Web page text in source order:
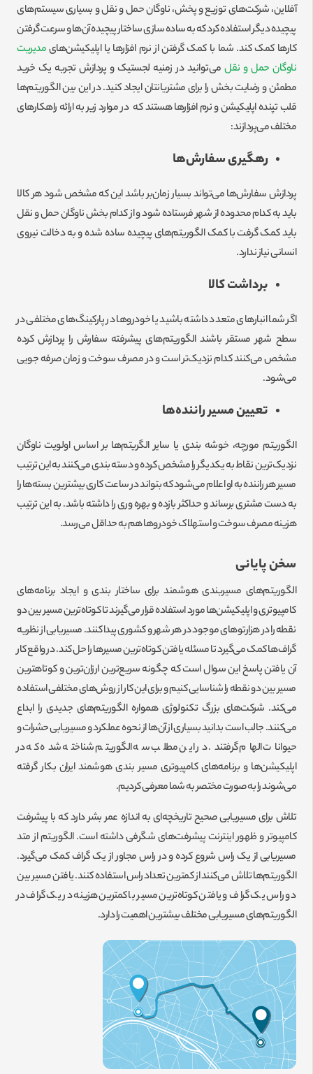
آفلاین، شرکت‌های توزیع و پخش، ناوگان حمل و نقل و بسیاری سیستم‌های
پیچیده دیگر استفاده کرد که به ساده سازی ساختار پیچیده آن‌ها و سرعت گرفتن
کارها کمک کند. شما با کمک گرفتن از نرم افزارها یا اپلیکیشن‌هایمدیریت
ناوگان حمل و نقل می‌توانید در زمنیه لجستیک و پردازش تجربه یک خرید
مطمئن و رضایت بخش را برای مشتریانتان ایجاد کنید. در این بین الگوریتم‌ها
قلب تپنده اپلیکیشن و نرم افزارها هستند که در موارد زیر به ارائه راهکارهای
مختلف می‌پردازند:
رهگیری سفارش‌ها
پردازش سفارش‌ها می‌تواند بسیار زمان‌بر باشد این که مشخص شود هر کالا
باید به کدام محدوده از شهر فرستاده شود و از کدام بخش ناوگان حمل و نقل
باید کمک گرفت با کمک الگوریتم‌های پیچیده ساده شده و به دخالت نیروی
انسانی نیاز ندارد.
برداشت کالا
اگر شما انبارهای متعدد داشته باشید یا خودروها در پارکینگ‌های مختلفی در
سطح شهر مستقر باشند الگوریتم‌های پیشرفته سفارش را پردازش کرده
مشخص می‌کنند کدام نزدیک‌تر است و در مصرف سوخت و زمان صرفه جویی
می‌شود.
تعیین مسیر راننده‌ها
الگوریتم مورچه، خوشه بندی یا سایر الگریتم‌ها بر اساس اولویت ناوگان
نزدیک‌ترین نقاط به یکدیگر را مشخص کرده و دسته بندی می‌کنند به این ترتیب
مسیر هر راننده به او اعلام می‌شود که بتواند در ساعت کاری بیشترین بسته‌ها را
به دست مشتری برساند و حداکثر بازده و بهره وری را داشته باشد. به این ترتیب
هزینه مصرف سوخت و استهلاک خودروها هم به حداقل می‌رسد.
سخن پایانی
الگوریتم‌های مسیربندی هوشمند برای ساختار بندی و ایجاد برنامه‌های
کامپیوتری و اپلیکیشن‌ها مورد استفاده قرار می‌گیرند تا کوتاه‌ترین مسیر بین دو
نقطه را در هزارتوهای موجود در هر شهر و کشوری پیدا کنند. مسیریابی از نظریه
گراف‌ها کمک می‌گیرد تا مسئله یافتن کوتاه‌ترین مسیرها را حل کند. در واقع کار
آن یافتن پاسخ این سوال است که چگونه سریع‌ترین ارزان‌ترین و کوتاهترین
مسیر بین دو نقطه را شناسایی کنیم و برای این کار از روش‌های مختلفی استفاده
می‌کند. شرکت‌های بزرگ تکنولوژی همواره الگوریتم‌های جدیدی را ابداع
می‌کنند. جالب است بدانید بسیاری از آن‌ها از نحوه عملکرد و مسیریابی حشرات و
حیوانات الهام گرفتند. در این مطلب سه الگوریتم شناخته شده که در
اپلیکیشن‌ها و برنامه‌های کامپیوتری مسیر بندی هوشمند ایران بکار گرفته
می‌شوند را به صورت مختصر به شما معرفی کردیم.
تلاش برای مسیریابی صحیح تاریخچه‌ای به اندازه عمر بشر دارد که با پیشرفت
کامپیوتر و ظهور اینترنت پیشرفت‌های شگرفی داشته است. الگوریتم از متد
مسیریابی از یک راس شروع کرده و در راس مجاور از یک گراف کمک می‌گیرد.
الگوریتم‌ها تلاش می‌کنند از کمترین تعداد راس استفاده کنند. یافتن مسیر بین
دو راس یک گراف و یافتن کوتاه‌ترین مسیر با کمترین هزینه در یک گراف در
الگوریتم‌های مسیریابی مختلف بیشترین اهمیت را دارد.